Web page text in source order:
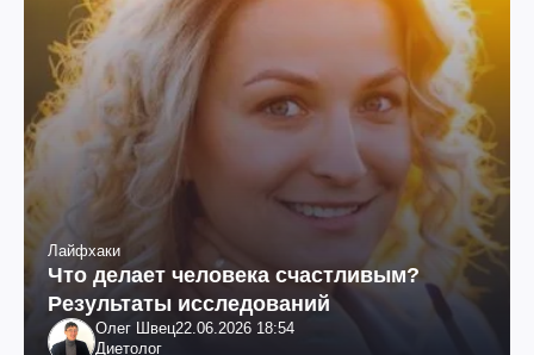
Лайфхаки
Что делает человека счастливым?
Результаты исследований
Олег Швец22.06.2026 18:54
Диетолог